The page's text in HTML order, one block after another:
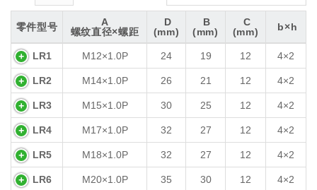
零件型号
A
螺纹直径×螺距
D
(mm)
B
(mm)
C
(mm)
b×h
零件型号
螺纹直径×螺距
(mm)
(mm)
(mm)
LR1 M12×1.0P 24 19 12 4×2
LR2 M14×1.0P 26 21 12 4×2
LR3 M15×1.0P 30 25 12 4×2
LR4 M17×1.0P 32 27 12 4×2
LR5 M18×1.0P 32 27 12 4×2
LR6 M20×1.0P 35 30 12 4×2